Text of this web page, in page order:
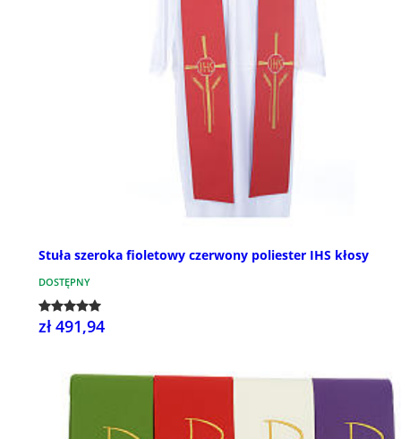
Stuła szeroka fioletowy czerwony poliester IHS kłosy
DOSTĘPNY
zł 491,94